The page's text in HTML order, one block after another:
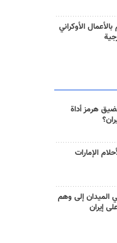
الأوكراني
هرمز أداة
الإمارات
الميدان إلى وهم
إيران